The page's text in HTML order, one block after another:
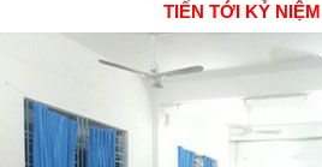
TIẾN TỚI